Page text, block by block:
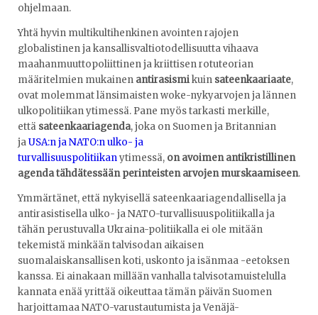
ohjelmaan.
Yhtä hyvin multikultihenkinen avointen rajojen
globalistinen ja kansallisvaltiotodellisuutta vihaava
maahanmuuttopoliittinen ja kriittisen rotuteorian
määritelmien mukainen antirasismikuin sateenkaariaate,
ovat molemmat länsimaisten woke-nykyarvojen ja lännen
ulkopolitiikan ytimessä. Pane myös tarkasti merkille,
että sateenkaariagenda, joka on Suomen ja Britannian
jaUSA:n ja NATO:n ulko- ja
turvallisuuspolitiikanytimessä, on avoimen antikristillinen
agenda tähdätessään perinteisten arvojen murskaamiseen.
Ymmärtänet, että nykyisellä sateenkaariagendallisella ja
antirasistisella ulko- ja NATO-turvallisuuspolitiikalla ja
tähän perustuvalla Ukraina-politiikalla ei ole mitään
tekemistä minkään talvisodan aikaisen
suomalaiskansallisen koti, uskonto ja isänmaa -eetoksen
kanssa. Ei ainakaan millään vanhalla talvisotamuistelulla
kannata enää yrittää oikeuttaa tämän päivän Suomen
harjoittamaa NATO-varustautumista ja Venäjä-